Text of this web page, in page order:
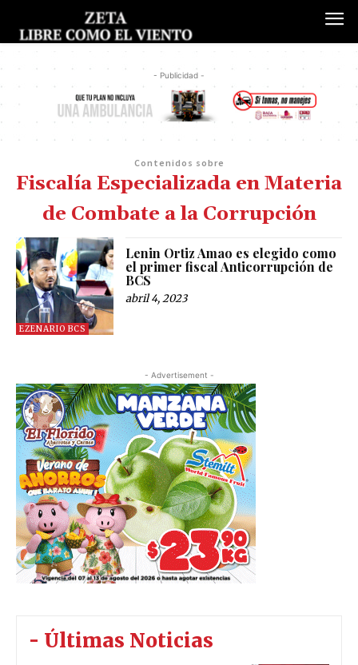
- Publicidad -
Contenidos sobre
Fiscalía Especializada en Materia
de Combate a la Corrupción
EZENARIO BCS
Lenin Ortiz Amao es elegido como
el primer fiscal Anticorrupción de
BCS
abril 4, 2023
- Advertisement -
- Últimas Noticias